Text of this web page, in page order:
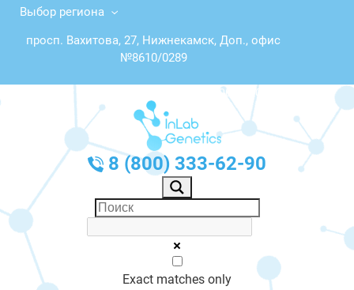
Выбор региона
просп. Вахитова, 27, Нижнекамск, Доп., офис
№8610/0289
График работы: Пн-Пт с 10:00 до 20:00
8 (800) 333-62-90
Exact matches only